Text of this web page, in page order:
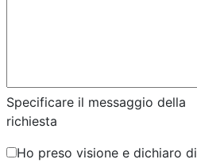
Specificare il messaggio della
richiesta
Ho preso visione e dichiaro di